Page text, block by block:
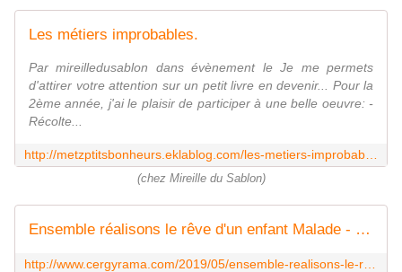
Les métiers improbables.
Par mireilledusablon dans évènement le Je me permets
d'attirer votre attention sur un petit livre en devenir... Pour la
2ème année, j'ai le plaisir de participer à une belle oeuvre: -
Récolte...
(chez Mireille du Sablon)
Ensemble réalisons le rêve d'un enfant Malade - CERGYRAMA